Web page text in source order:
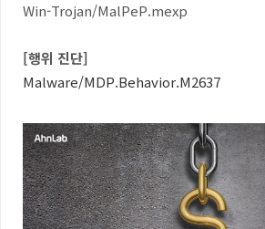
Win-Trojan/MalPeP.mexp
[행위 진단]
Malware/MDP.Behavior.M2637